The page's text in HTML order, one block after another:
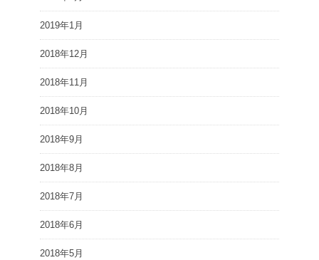
2019年1月
2018年12月
2018年11月
2018年10月
2018年9月
2018年8月
2018年7月
2018年6月
2018年5月